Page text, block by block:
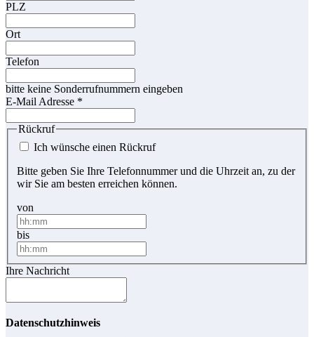
PLZ
Ort
Telefon
bitte keine Sonderrufnummern eingeben
E-Mail Adresse *
Rückruf
Ich wünsche einen Rückruf
Bitte geben Sie Ihre Telefonnummer und die Uhrzeit an, zu der
wir Sie am besten erreichen können.
von
bis
Ihre Nachricht
Datenschutzhinweis